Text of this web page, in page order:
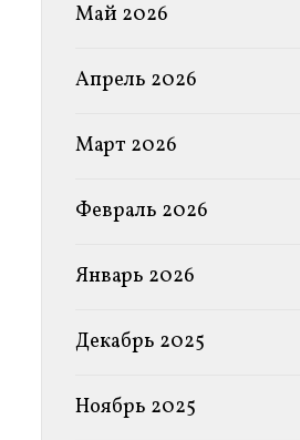
Май 2026
Апрель 2026
Март 2026
Февраль 2026
Январь 2026
Декабрь 2025
Ноябрь 2025